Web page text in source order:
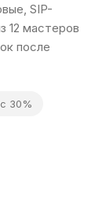
SIP-
12 мастеров
после
30%